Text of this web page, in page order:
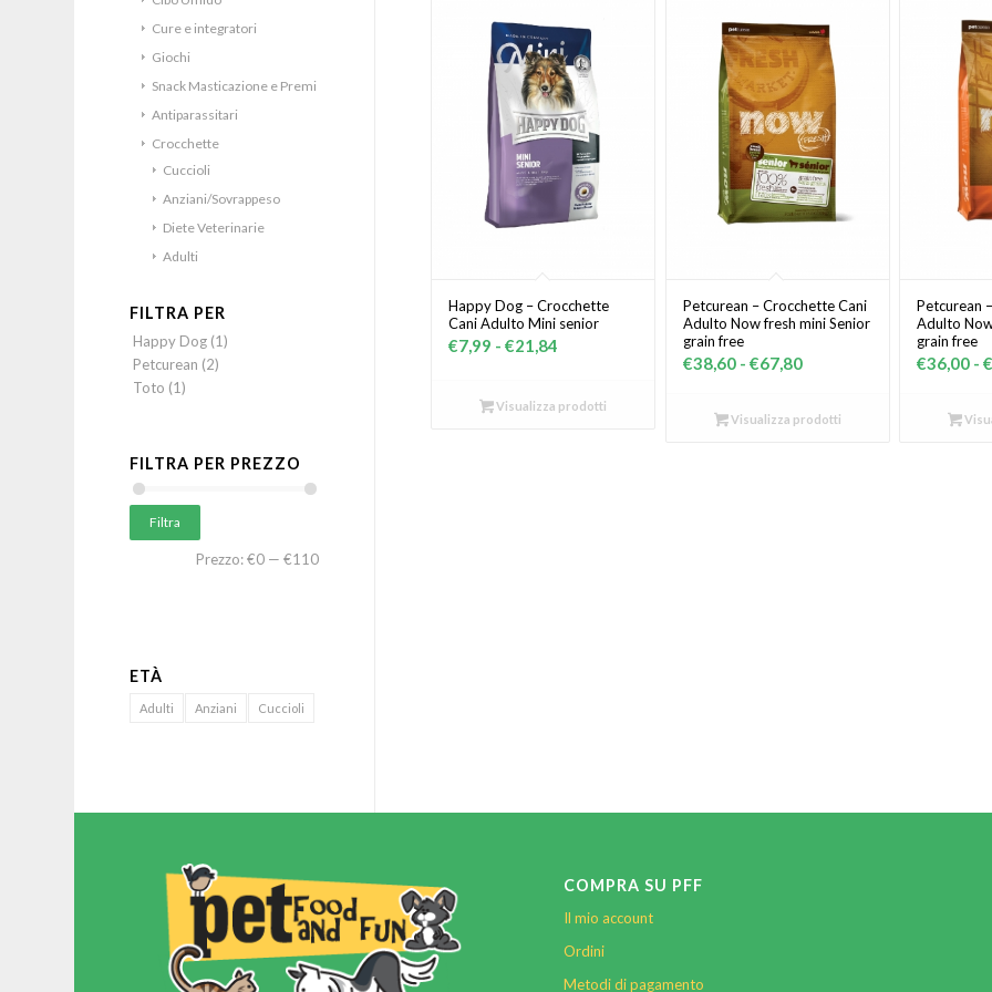
Happy Dog – Crocchette
Cani Adulto Mini senior
€7,99 - €21,84
prezzo:
Visualizza prodotti
Petcurean – Crocchette Cani
Adulto Now fresh mini Senior
grain free
€38,60 - €67,80Fascia
prezzo:
Visualizza prodotti
Petcurean
Adulto
grain free
€36,00 -
Cure e integratori
Giochi
Snack Masticazione e Premi
Antiparassitari
Crocchette
Cuccioli
Anziani/Sovrappeso
Diete Veterinarie
Adulti
FILTRA PER
Happy Dog (1)
Petcurean (2)
Toto (1)
FILTRA PER PREZZO
Filtra
Prezzo:€0 —€110
ETÀ
Adulti Anziani Cuccioli
COMPRA SU PFF
Il mio account
Ordini
Metodi di pagamento